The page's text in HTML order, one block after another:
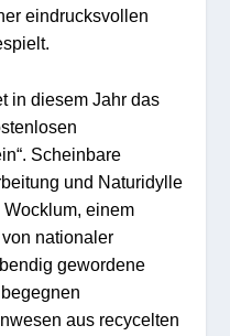
eindrucksvollen
in diesem Jahr das
Scheinbare
und Naturidylle
einem
nationaler
gewordene
aus recycelten